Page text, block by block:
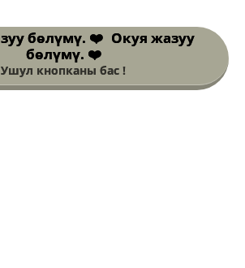
Окуя жазуу
бөлүмү. ❤️
Ушул кнопканы бас !